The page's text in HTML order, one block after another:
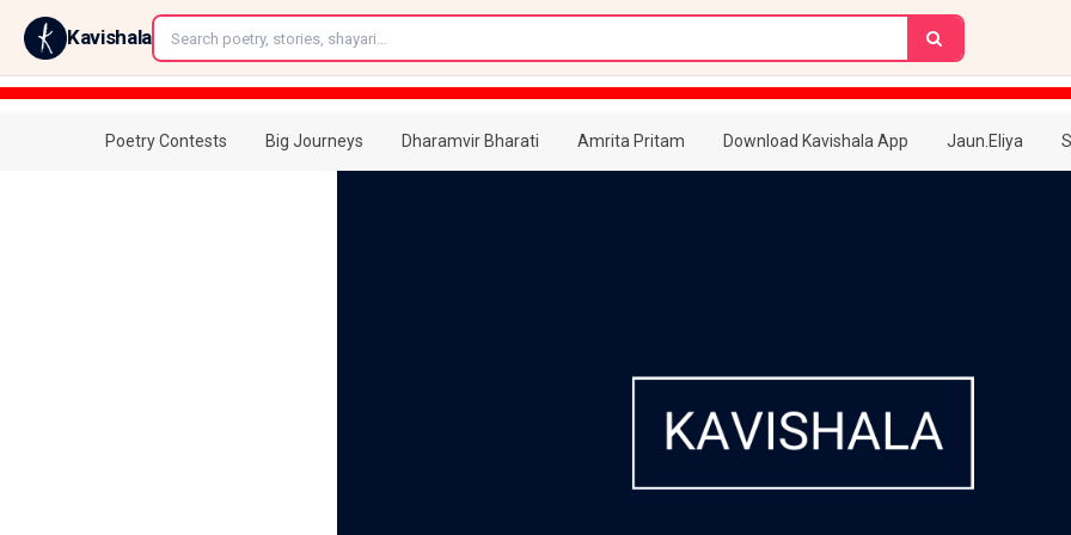
Kavishala
Poetry Contests Big Journeys Dharamvir Bharati Amrita Pritam Download Kavishala App Jaun.Eliya